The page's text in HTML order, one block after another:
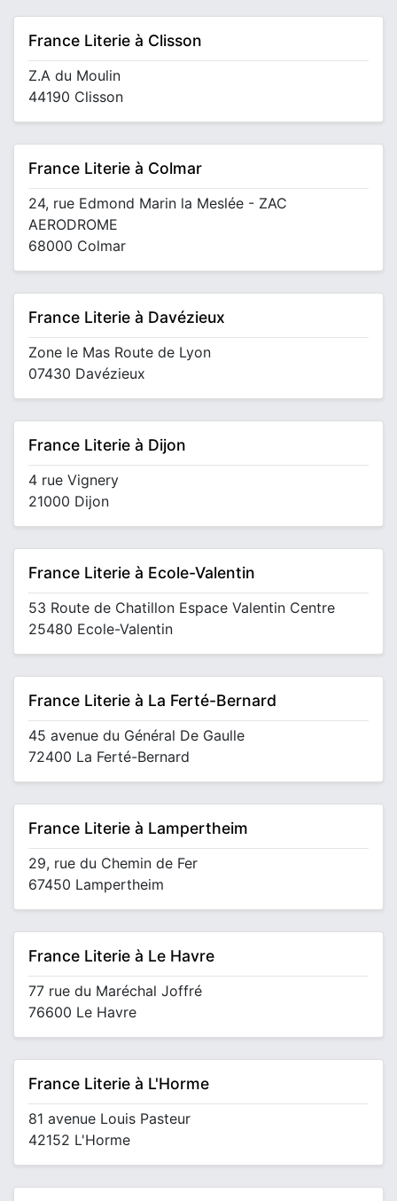
France Literie à Clisson
Z.A du Moulin
44190 Clisson
France Literie à Colmar
24, rue Edmond Marin la Meslée - ZAC
AERODROME
68000 Colmar
France Literie à Davézieux
Zone le Mas Route de Lyon
07430 Davézieux
France Literie à Dijon
4 rue Vignery
21000 Dijon
France Literie à Ecole-Valentin
53 Route de Chatillon Espace Valentin Centre
25480 Ecole-Valentin
France Literie à La Ferté-Bernard
45 avenue du Général De Gaulle
72400 La Ferté-Bernard
France Literie à Lampertheim
29, rue du Chemin de Fer
67450 Lampertheim
France Literie à Le Havre
77 rue du Maréchal Joffré
76600 Le Havre
France Literie à L'Horme
81 avenue Louis Pasteur
42152 L'Horme